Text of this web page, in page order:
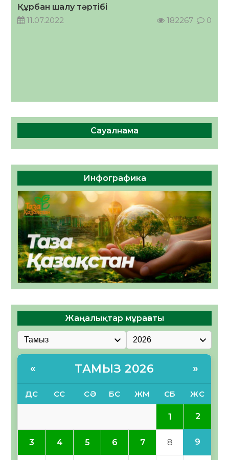
Құрбан шалу тәртібі
11.07.2022
182267 0
Сауалнама
Инфографика
Жаңалықтар мұрағаты
« ТАМЫЗ 2026 »
ДС СС СӘ БС ЖМ СБ ЖС
1 2
3 4 5 6 7 8 9